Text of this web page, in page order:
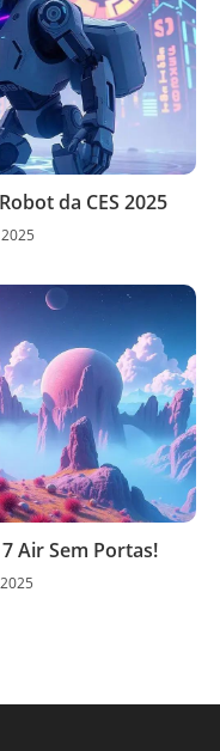
da CES 2025
Air Sem Portas!